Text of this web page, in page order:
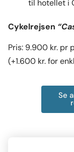
til hotellet i
Cykelrejsen
Pris: 9.900 kr.
(+1.600 kr. for
Se